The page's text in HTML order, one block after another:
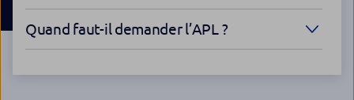
Quand faut-il demander l’APL ?